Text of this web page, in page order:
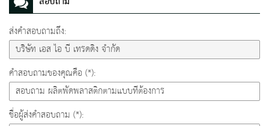
ส่งคำสอบถามถึง:
คำสอบถามของคุณคือ (*):
ชื่อผู้ส่งคำสอบถาม (*):